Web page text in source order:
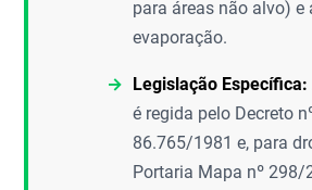
para áreas não alvo) e
evaporação.
Legislação Específica:
é regida pelo Decreto
86.765/1981 e, para
Portaria Mapa nº 298/